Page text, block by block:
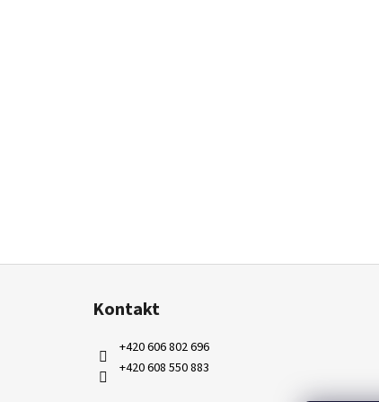
Z
Kontakt
+420 606 802 696
+420 608 550 883